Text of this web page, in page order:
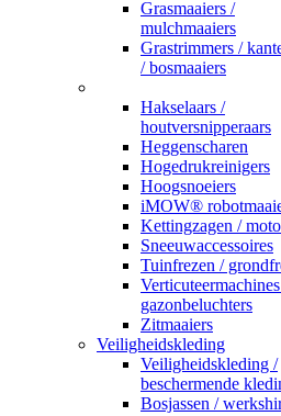
Grasmaaiers /
mulchmaaiers
Grastrimmers /
/ bosmaaiers
Hakselaars /
houtversnipperaars
Heggenscharen
Hogedrukreinigers
Hoogsnoeiers
iMOW®
Kettingzagen /
Sneeuwaccessoires
Tuinfrezen /
gazonbeluchters
Zitmaaiers
Veiligheidskleding
Veiligheidskleding /
beschermende
Bosjassen /